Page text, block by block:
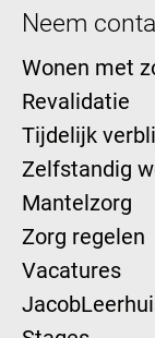
Neem
Wonen met
Revalidatie
Tijdelijk
Zelfstandig
Mantelzorg
Zorg regelen
Vacatures